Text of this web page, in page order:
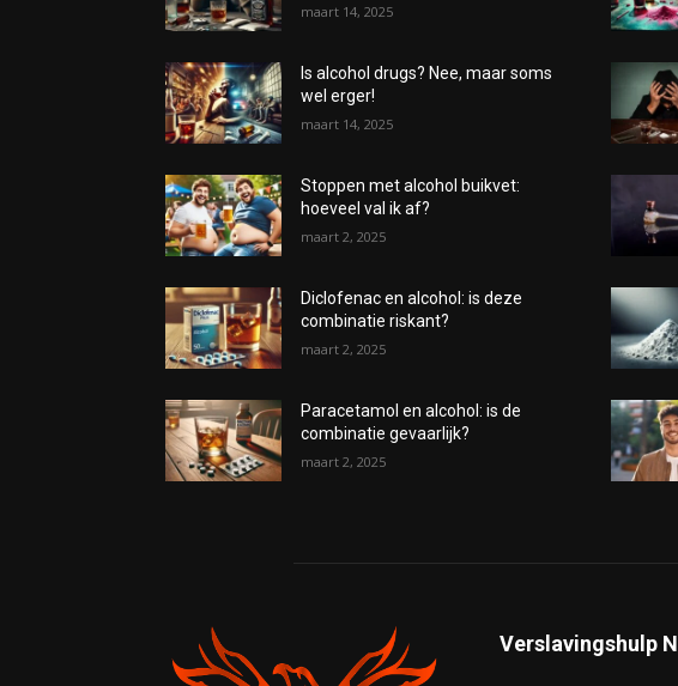
maart 14, 2025
Is alcohol drugs? Nee, maar soms
wel erger!
maart 14, 2025
Stoppen met alcohol buikvet:
hoeveel val ik af?
maart 2, 2025
Diclofenac en alcohol: is deze
combinatie riskant?
maart 2, 2025
Paracetamol en alcohol: is de
combinatie gevaarlijk?
maart 2, 2025
Verslavingshulp